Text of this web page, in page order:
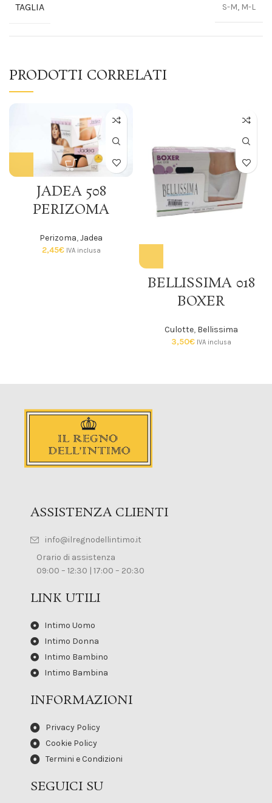
TAGLIA S-M, M-L
PRODOTTI CORRELATI
JADEA 508
PERIZOMA
Perizoma,Jadea
2,45€ IVA inclusa
BELLISSIMA 018
BOXER
Culotte, Bellissima
3,50€ IVA inclusa
ASSISTENZA CLIENTI
info@ilregnodellintimo.it
Orario di assistenza
09:00 – 12:30 | 17:00 – 20:30
LINK UTILI
Intimo Uomo
Intimo Donna
Intimo Bambino
Intimo Bambina
INFORMAZIONI
Privacy Policy
Cookie Policy
Termini e Condizioni
SEGUICI SU